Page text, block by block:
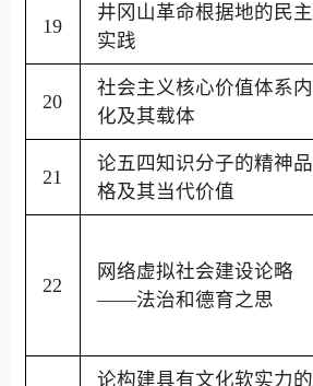
19
井冈山革命根据地的民主
实践
20
社会主义核心价值体系内
化及其载体
21
论五四知识分子的精神品
格及其当代价值
22
网络虚拟社会建设论略
——法治和德育之思
论构建具有文化软实力的